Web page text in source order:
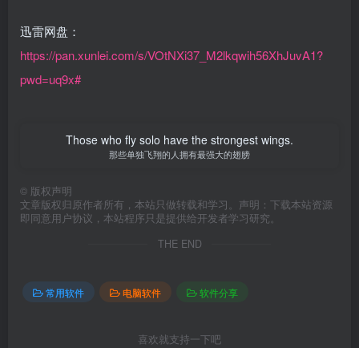
迅雷网盘：
https://pan.xunlei.com/s/VOtNXi37_M2lkqwih56XhJuvA1?
pwd=uq9x#
Those who fly solo have the strongest wings.
那些单独飞翔的人拥有最强大的翅膀
© 版权声明
文章版权归原作者所有，本站只做转载和学习。声明：下载本站资源
即同意用户协议，本站程序只是提供给开发者学习研究。
THE END
常用软件 电脑软件 软件分享
喜欢就支持一下吧